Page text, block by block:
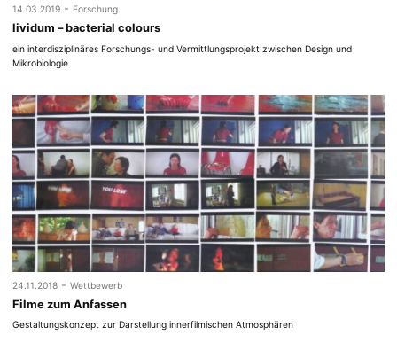
14.03.2019 - Forschung
lividum – bacterial colours
ein interdisziplinäres Forschungs- und Vermittlungsprojekt zwischen Design und
Mikrobiologie
24.11.2018 - Wettbewerb
Filme zum Anfassen
Gestaltungskonzept zur Darstellung innerfilmischen Atmosphären